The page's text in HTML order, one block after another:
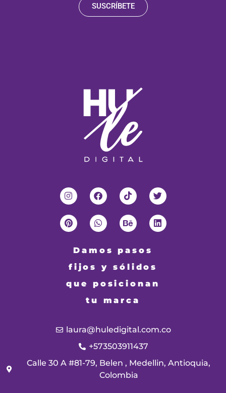
SUSCRÍBETE
Damos pasos
fijos y sólidos
que posicionan
tu marca
laura@huledigital.com.co
+573503911437
Calle 30 A #81-79, Belen , Medellin, Antioquia,
Colombia